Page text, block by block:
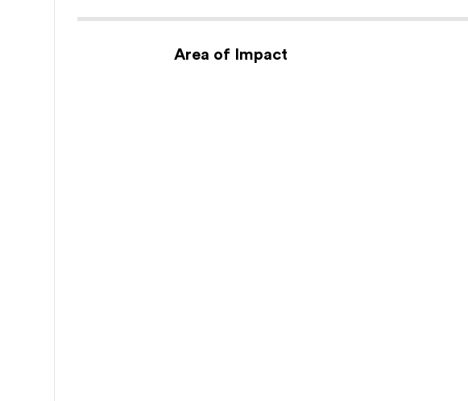
Area of Impact